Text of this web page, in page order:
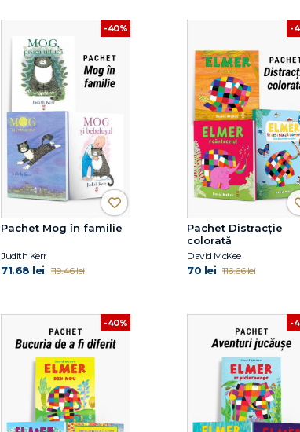
-40%
Pachet Mog în familie
Judith Kerr
71.68 lei 119.46 lei
-
Pachet Distracție
colorată
David McKee
70 lei 116.66 lei
-40% -